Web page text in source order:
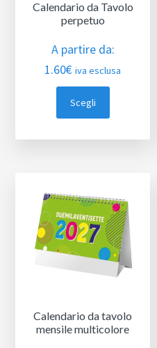
Calendario da Tavolo
perpetuo
A partire da:
1.60€ iva esclusa
Scegli
Calendario da tavolo
mensile multicolore